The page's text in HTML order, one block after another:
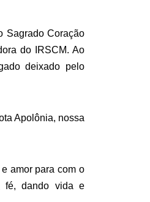
Sagrado Coração
do IRSCM. Ao
deixado pelo
Apolônia, nossa
amor para com o
fé, dando vida e